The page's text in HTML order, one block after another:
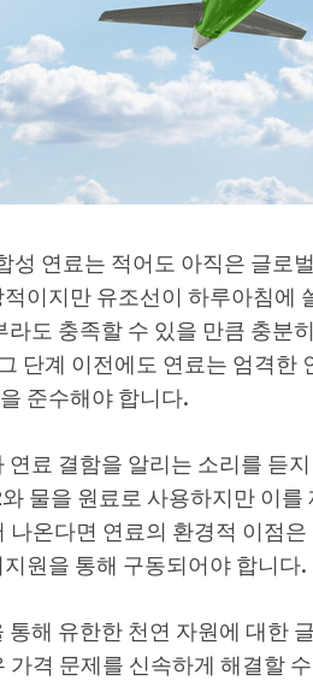
성 연료는 적어도 아직은 글
이지만 유조선이 하루아침에
도 충족할 수 있을 만큼 충분
단계 이전에도 연료는 엄격
준수해야 합니다.
료 결함을 알리는 소리를 듣
물을 원료로 사용하지만 이
온다면 연료의 환경적 이점
원을 통해 구동되어야 합니다.
해 유한한 천연 자원에 대한
격 문제를 신속하게 해결할